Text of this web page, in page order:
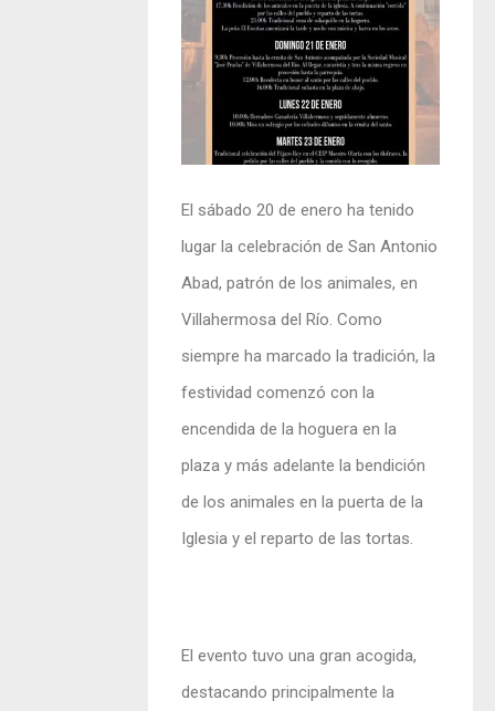
El sábado 20 de enero ha tenido
lugar la celebración de San Antonio
Abad, patrón de los animales, en
Villahermosa del Río. Como
siempre ha marcado la tradición, la
festividad comenzó con la
encendida de la hoguera en la
plaza y más adelante la bendición
de los animales en la puerta de la
Iglesia y el reparto de las tortas.
El evento tuvo una gran acogida,
destacando principalmente la